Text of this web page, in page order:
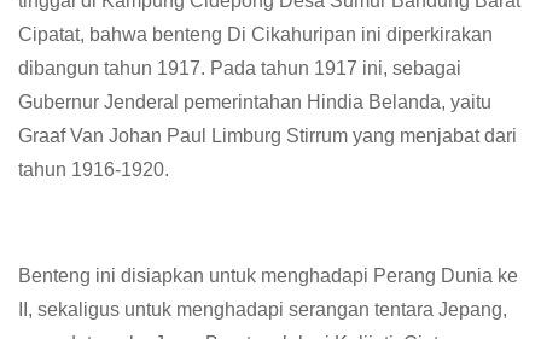
Cipatat, bahwa benteng Di Cikahuripan ini diperkirakan
dibangun tahun 1917. Pada tahun 1917 ini, sebagai
Gubernur Jenderal pemerintahan Hindia Belanda, yaitu
Graaf Van Johan Paul Limburg Stirrum yang menjabat dari
tahun 1916-1920.
Benteng ini disiapkan untuk menghadapi Perang Dunia ke
II, sekaligus untuk menghadapi serangan tentara Jepang,